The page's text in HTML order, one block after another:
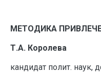
МЕТОДИКА
Т.А. Королева
кандидат полит.